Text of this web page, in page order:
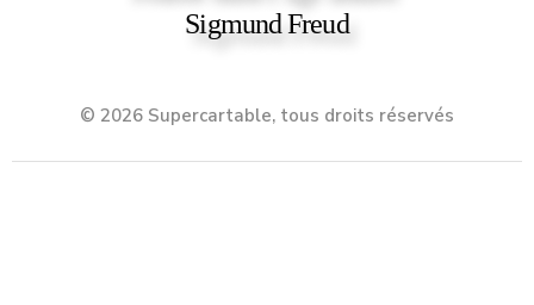
Sigmund Freud
© 2026 Supercartable, tous droits réservés